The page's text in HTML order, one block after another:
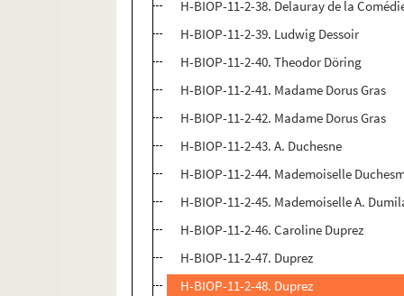
H-BIOP-11-2-38. Delauray de la
H-BIOP-11-2-39. Ludwig Dessoir
H-BIOP-11-2-40. Theodor Döring
H-BIOP-11-2-41. Madame Dorus Gras
H-BIOP-11-2-42. Madame Dorus Gras
H-BIOP-11-2-43. A. Duchesne
H-BIOP-11-2-44. Mademoiselle
H-BIOP-11-2-45. Mademoiselle A.
H-BIOP-11-2-46. Caroline Duprez
H-BIOP-11-2-47. Duprez
H-BIOP-11-2-48. Duprez